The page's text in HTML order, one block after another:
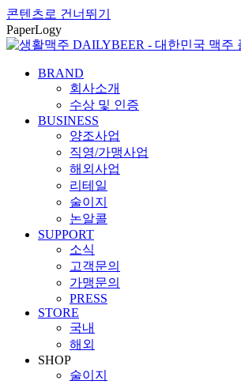
콘텐츠로 건너뛰기
PaperLogy
BRAND
회사소개
수상 및 인증
BUSINESS
양조사업
직영/가맹사업
해외사업
리테일
술이지
논알콜
SUPPORT
소식
고객문의
가맹문의
PRESS
STORE
국내
해외
SHOP
술이지